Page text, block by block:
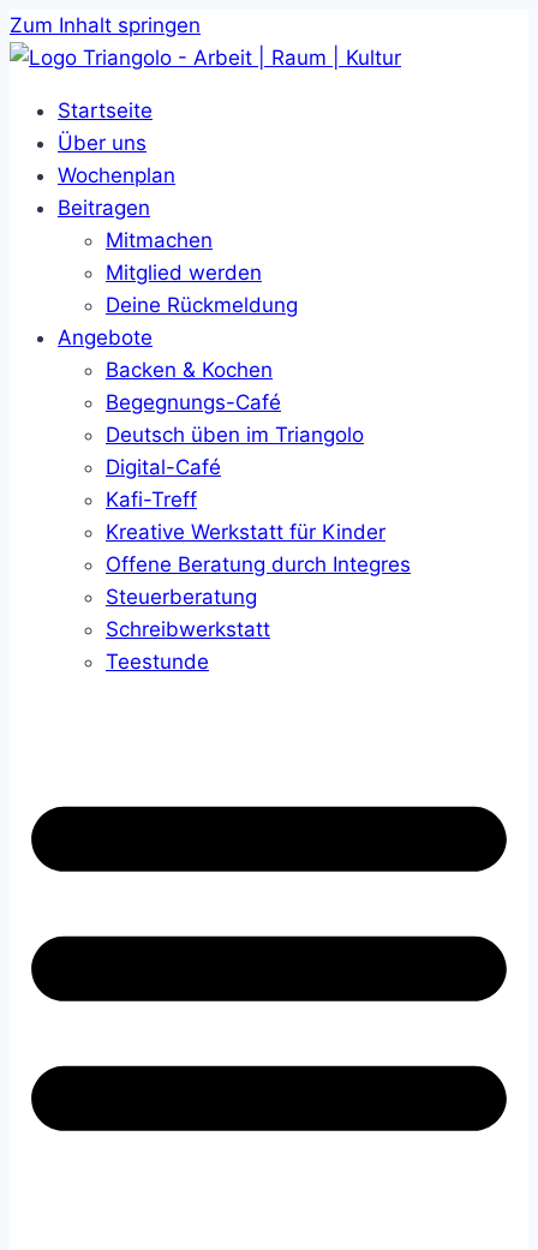
Zum Inhalt springen
Startseite
Über uns
Wochenplan
Beitragen
Mitmachen
Mitglied werden
Deine Rückmeldung
Angebote
Backen & Kochen
Begegnungs-Café
Deutsch üben im Triangolo
Digital-Café
Kafi-Treff
Kreative Werkstatt für Kinder
Offene Beratung durch Integres
Steuerberatung
Schreibwerkstatt
Teestunde